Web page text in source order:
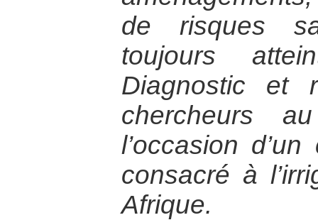
de risques
toujours
Diagnostic et
chercheurs
l’occasion
consacré à
Afrique.